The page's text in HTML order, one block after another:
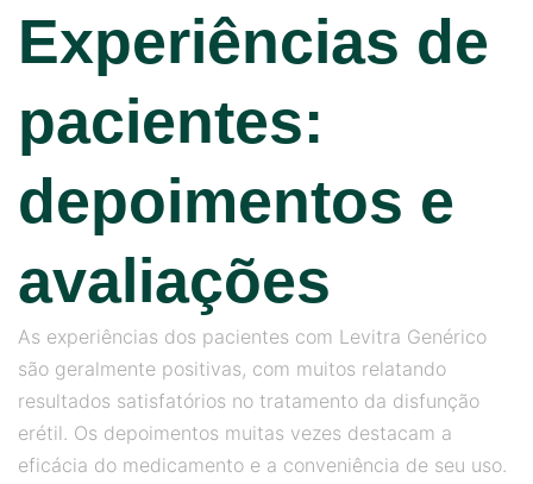
Experiências de
pacientes:
depoimentos e
avaliações
As experiências dos pacientes com Levitra Genérico
são geralmente positivas, com muitos relatando
resultados satisfatórios no tratamento da disfunção
erétil. Os depoimentos muitas vezes destacam a
eficácia do medicamento e a conveniência de seu uso.